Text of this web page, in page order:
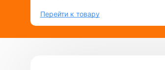
Перейти к товару